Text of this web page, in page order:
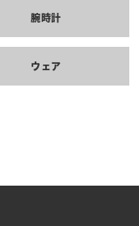
腕時計
ウェア